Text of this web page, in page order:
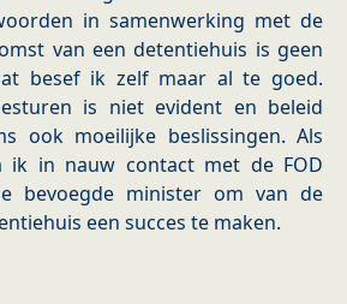
in samenwerking met de
van een detentiehuis is geen
besef ik zelf maar al te goed.
is niet evident en beleid
ook moeilijke beslissingen. Als
ik in nauw contact met de FOD
bevoegde minister om van de
een succes te maken.